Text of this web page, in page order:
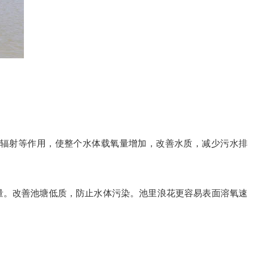
射等作用，使整个水体载氧量增加，改善水质，减少污水排
改善池塘低质，防止水体污染。池里浪花更容易表面溶氧速